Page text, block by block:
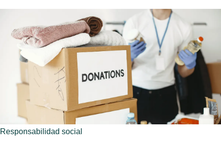
Responsabilidad social